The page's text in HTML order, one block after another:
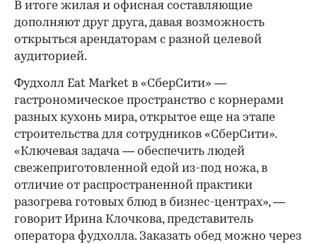
В итоге жилая и офисная составляющие
дополняют друг друга, давая возможность
открыться арендаторам с разной целевой
аудиторией.
Фудхолл Eat Market в «СберСити» —
гастрономическое пространство с корнерами
разных кухонь мира, открытое еще на этапе
строительства для сотрудников «СберСити».
«Ключевая задача — обеспечить людей
свежеприготовленной едой из-под ножа, в
отличие от распространенной практики
разогрева готовых блюд в бизнес-центрах», —
говорит Ирина Клочкова, представитель
оператора фудхолла. Заказать обед можно через